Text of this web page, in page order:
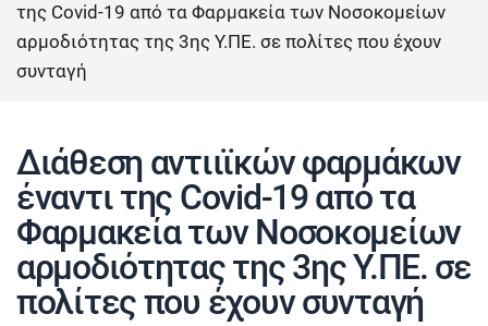
της Covid-19 από τα Φαρμακεία των Νοσοκομείων
αρμοδιότητας της 3ης Υ.ΠΕ. σε πολίτες που έχουν
συνταγή
Διάθεση αντιιϊκών φαρμάκων
έναντι της Covid-19 από τα
Φαρμακεία των Νοσοκομείων
αρμοδιότητας της 3ης Υ.ΠΕ. σε
πολίτες που έχουν συνταγή